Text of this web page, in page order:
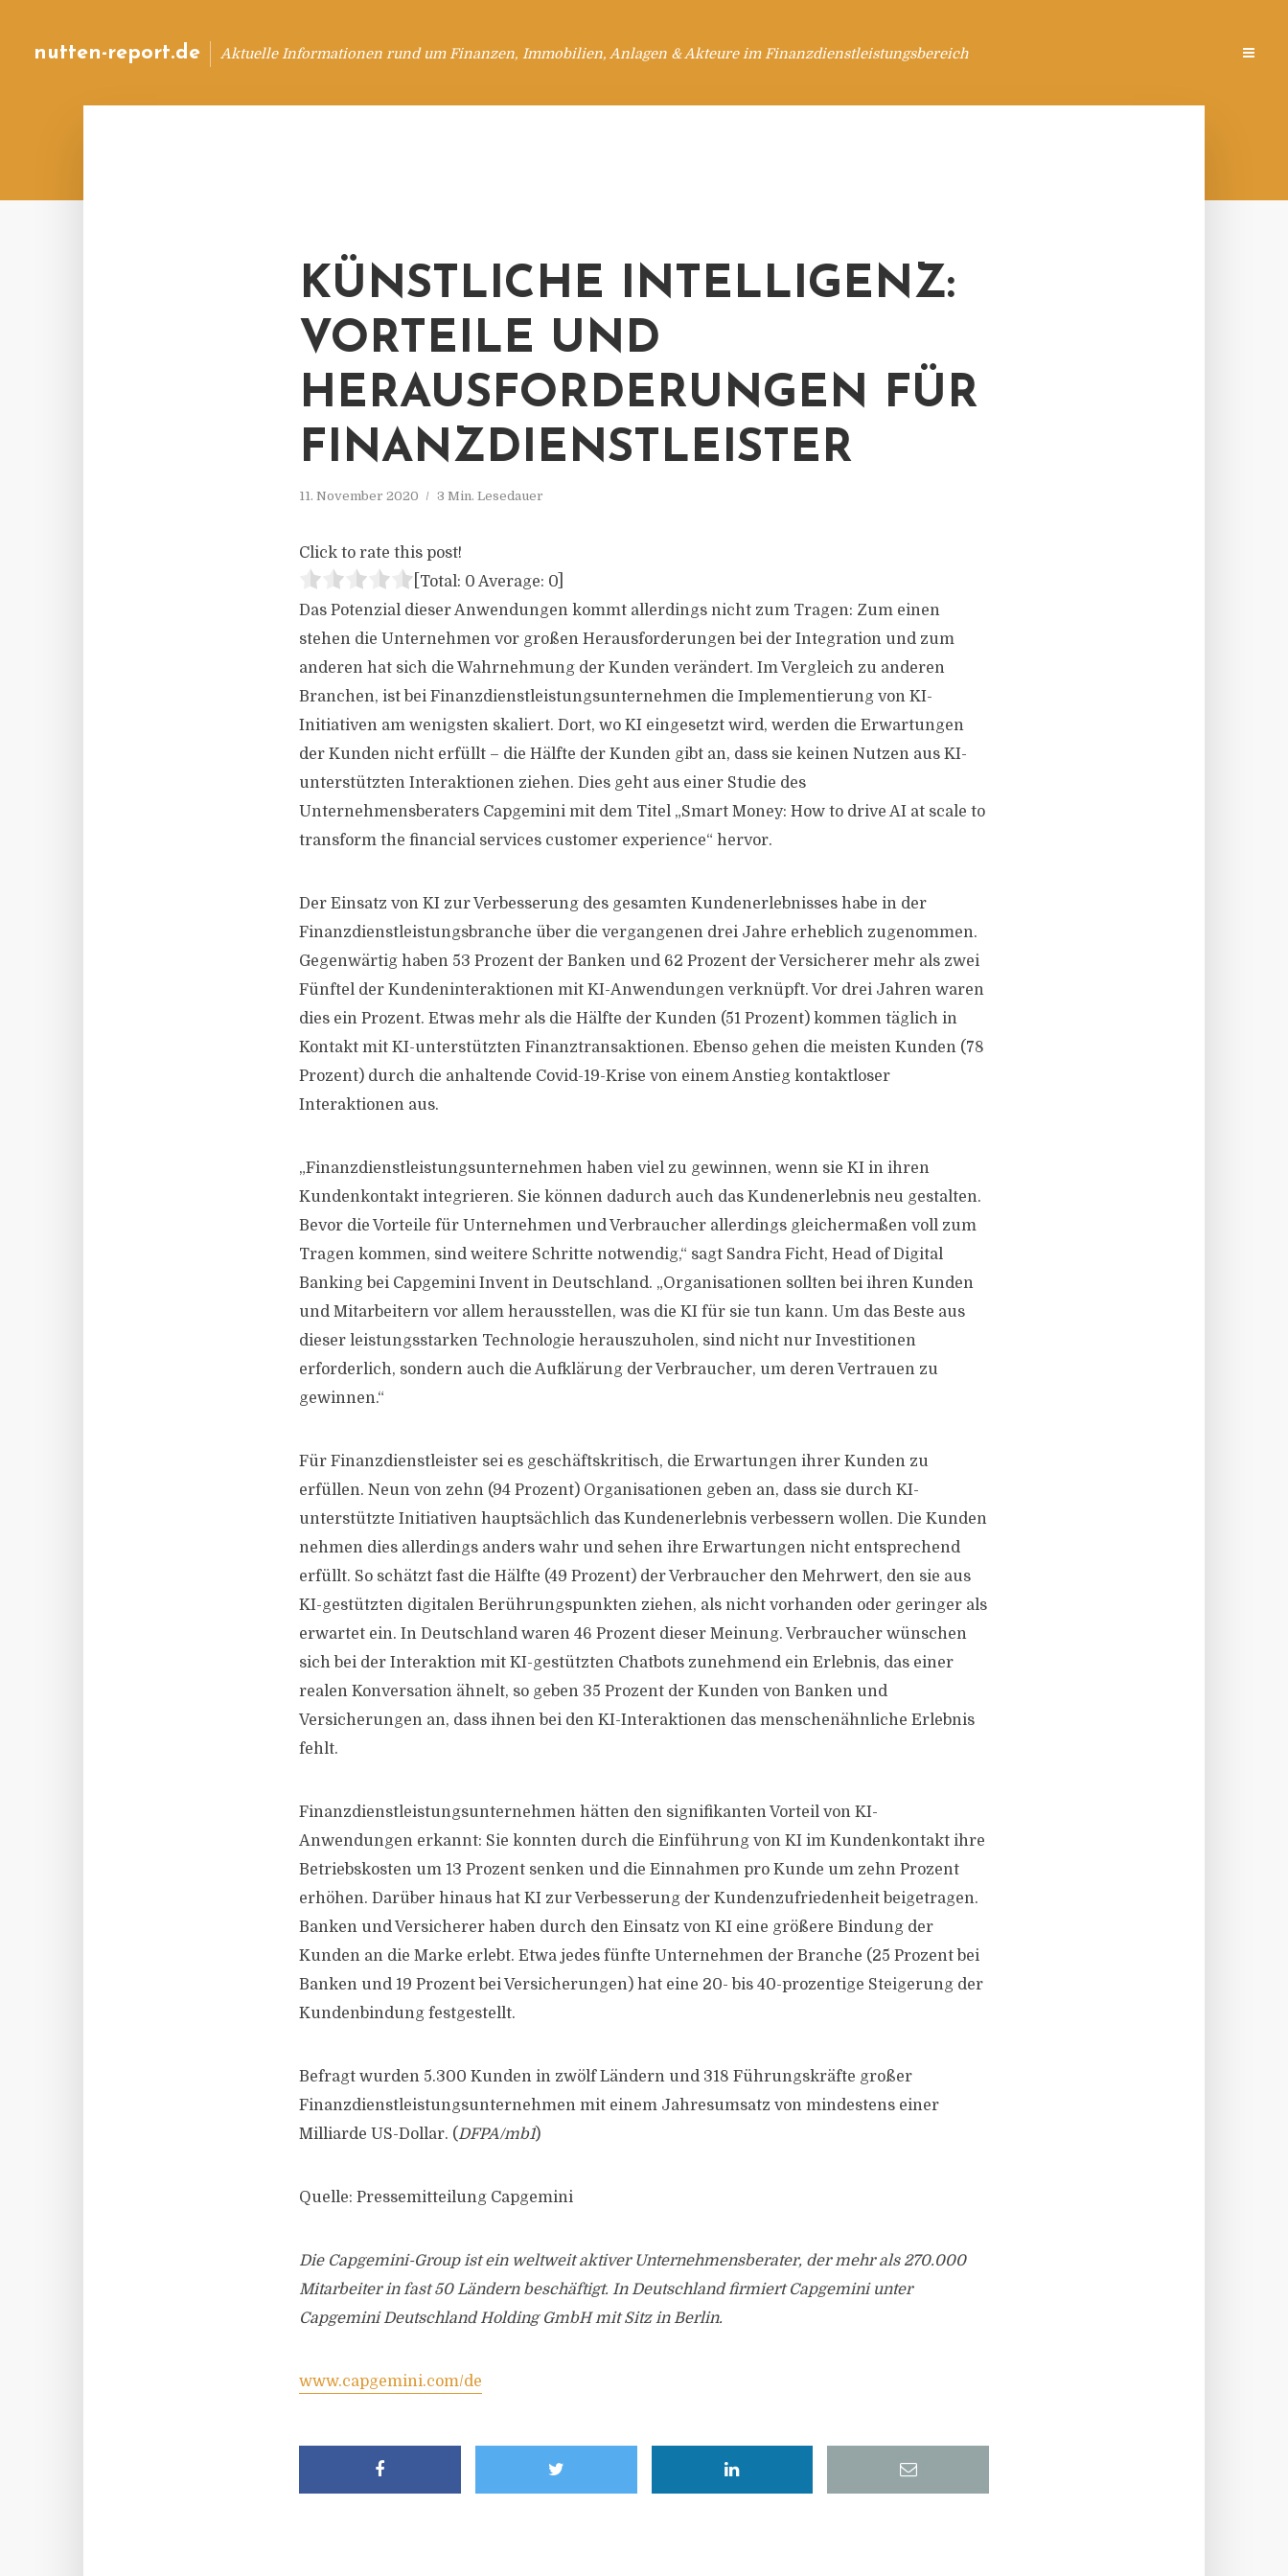
nutten-report.de Aktuelle Informationen rund um Finanzen, Immobilien, Anlagen & Akteure im Finanzdienstleistungsbereich
KÜNSTLICHE INTELLIGENZ:
VORTEILE UND
HERAUSFORDERUNGEN FÜR
FINANZDIENSTLEISTER
11. November 2020 3 Min. Lesedauer
Click to rate this post!
[Total: 0 Average: 0
Das Potenzial dieser Anwendungen kommt allerdings nicht zum Tragen: Zum einen
stehen die Unternehmen vor großen Herausforderungen bei der Integration und zum
anderen hat sich die Wahrnehmung der Kunden verändert. Im Vergleich zu anderen
Branchen, ist bei Finanzdienstleistungsunternehmen die Implementierung von KI-
Initiativen am wenigsten skaliert. Dort, wo KI eingesetzt wird, werden die Erwartungen
der Kunden nicht erfüllt – die Hälfte der Kunden gibt an, dass sie keinen Nutzen aus KI-
unterstützten Interaktionen ziehen. Dies geht aus einer Studie des
Unternehmensberaters Capgemini mit dem Titel „Smart Money: How to drive AI at scale to
transform the financial services customer experience“ hervor.
Der Einsatz von KI zur Verbesserung des gesamten Kundenerlebnisses habe in der
Finanzdienstleistungsbranche über die vergangenen drei Jahre erheblich zugenommen.
Gegenwärtig haben 53 Prozent der Banken und 62 Prozent der Versicherer mehr als zwei
Fünftel der Kundeninteraktionen mit KI-Anwendungen verknüpft. Vor drei Jahren waren
dies ein Prozent. Etwas mehr als die Hälfte der Kunden (51 Prozent) kommen täglich in
Kontakt mit KI-unterstützten Finanztransaktionen. Ebenso gehen die meisten Kunden (78
Prozent) durch die anhaltende Covid-19-Krise von einem Anstieg kontaktloser
Interaktionen aus.
„Finanzdienstleistungsunternehmen haben viel zu gewinnen, wenn sie KI in ihren
Kundenkontakt integrieren. Sie können dadurch auch das Kundenerlebnis neu gestalten.
Bevor die Vorteile für Unternehmen und Verbraucher allerdings gleichermaßen voll zum
Tragen kommen, sind weitere Schritte notwendig,“ sagt Sandra Ficht, Head of Digital
Banking bei Capgemini Invent in Deutschland. „Organisationen sollten bei ihren Kunden
und Mitarbeitern vor allem herausstellen, was die KI für sie tun kann. Um das Beste aus
dieser leistungsstarken Technologie herauszuholen, sind nicht nur Investitionen
erforderlich, sondern auch die Aufklärung der Verbraucher, um deren Vertrauen zu
gewinnen.“
Für Finanzdienstleister sei es geschäftskritisch, die Erwartungen ihrer Kunden zu
erfüllen. Neun von zehn (94 Prozent) Organisationen geben an, dass sie durch KI-
unterstützte Initiativen hauptsächlich das Kundenerlebnis verbessern wollen. Die Kunden
nehmen dies allerdings anders wahr und sehen ihre Erwartungen nicht entsprechend
erfüllt. So schätzt fast die Hälfte (49 Prozent) der Verbraucher den Mehrwert, den sie aus
KI-gestützten digitalen Berührungspunkten ziehen, als nicht vorhanden oder geringer als
erwartet ein. In Deutschland waren 46 Prozent dieser Meinung. Verbraucher wünschen
sich bei der Interaktion mit KI-gestützten Chatbots zunehmend ein Erlebnis, das einer
realen Konversation ähnelt, so geben 35 Prozent der Kunden von Banken und
Versicherungen an, dass ihnen bei den KI-Interaktionen das menschenähnliche Erlebnis
fehlt.
Finanzdienstleistungsunternehmen hätten den signifikanten Vorteil von KI-
Anwendungen erkannt: Sie konnten durch die Einführung von KI im Kundenkontakt ihre
Betriebskosten um 13 Prozent senken und die Einnahmen pro Kunde um zehn Prozent
erhöhen. Darüber hinaus hat KI zur Verbesserung der Kundenzufriedenheit beigetragen.
Banken und Versicherer haben durch den Einsatz von KI eine größere Bindung der
Kunden an die Marke erlebt. Etwa jedes fünfte Unternehmen der Branche (25 Prozent bei
Banken und 19 Prozent bei Versicherungen) hat eine 20- bis 40-prozentige Steigerung der
Kundenbindung festgestellt.
Befragt wurden 5.300 Kunden in zwölf Ländern und 318 Führungskräfte großer
Finanzdienstleistungsunternehmen mit einem Jahresumsatz von mindestens einer
Milliarde US-Dollar. (DFPA/mb1)
Quelle: Pressemitteilung Capgemini
Die Capgemini-Group ist ein weltweit aktiver Unternehmensberater, der mehr als 270.000
Mitarbeiter in fast 50 Ländern beschäftigt. In Deutschland firmiert Capgemini unter
Capgemini Deutschland Holding GmbH mit Sitz in Berlin.
www.capgemini.com/de